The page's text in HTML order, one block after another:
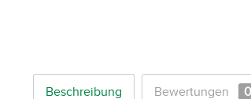
Beschreibung Bewertungen 0